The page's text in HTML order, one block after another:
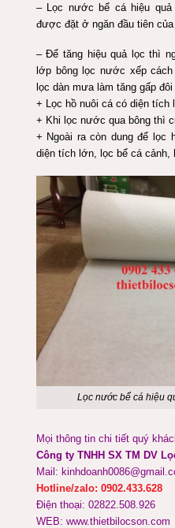
– Lọc nước bể cá hiệu quả
được đặt ở ngăn đầu tiên của
– Để tăng hiệu quả lọc thì
lớp bông lọc nước xếp
lọc dàn mưa làm tăng gấp
+ Lọc hồ nuôi cá có diện tích
+ Khi lọc nước qua bông thì
+ Ngoài ra còn dung để lọc
diện tích lớn, lọc bể cá cảnh,
Lọc nước bể cá hiệu
Mọi thông tin chi tiết quý
Công ty TNHH SX TM DV
Mail:
Hotline/zalo: 0902.433.628
Điện thoại: 02822.508.926
WEB: www.thietbilocson.com